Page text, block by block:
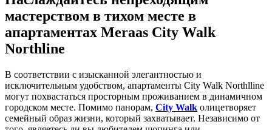
мастерством в тихом месте в
апартаментах Meraas City Walk
Northline
В соответствии с изысканной элегантностью и
исключительным удобством, апартаменты City Walk Northlline
могут похвастаться просторным проживанием в динамичном
городском месте. Помимо панорам, City Walk олицетворяет
семейный образ жизни, который захватывает. Независимо от